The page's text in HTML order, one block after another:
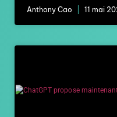
Anthony Cao 11 mai